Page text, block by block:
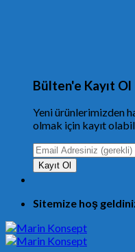
Bülten'e Kayıt Ol
Yeni ürünlerimizden
olmak için kayıt
Sitemize hoş